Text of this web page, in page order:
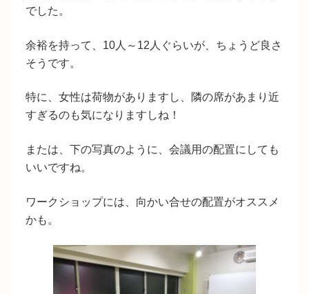
でした。
余裕を持って、 10人～12人ぐらいが、ちょうど良さ
そう です。
特に、女性は荷物がありますし、隣の席があまり近
すぎるのも気になりますしね！
または、下の写真のように、会議用の配置にしても
いいですね。
ワークショップには、向かい合せの配置がオススメ
かも。